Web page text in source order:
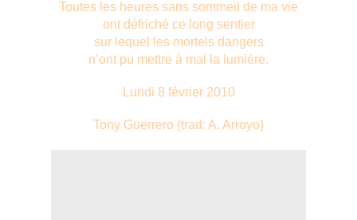
Toutes les heures sans sommeil de ma vie
ont défriché ce long sentier
sur lequel les mortels dangers
n’ont pu mettre à mal la lumière.
Lundi 8 février 2010
Tony Guerrero (trad: A. Arroyo)